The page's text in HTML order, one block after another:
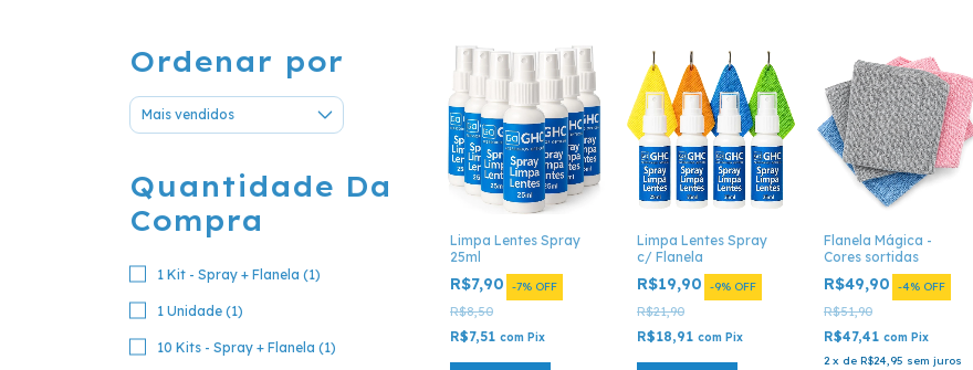
Ordenar por
Quantidade Da
Compra
1 Kit - Spray + Flanela (1)
1 Unidade (1)
10 Kits - Spray + Flanela (1)
Limpa Lentes Spray
25ml
R$7,90 -7% OFF
R$8,50
R$7,51 com Pix
Limpa Lentes Spray
c/ Flanela
R$19,90 -9% OFF
R$21,90
R$18,91 com Pix
Flanela Mágica -
Cores sortidas
R$49,90 -4% OFF
R$51,90
R$47,41 com Pix
2 x de R$24,95 sem juros